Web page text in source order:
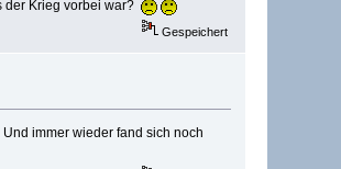
der Krieg vorbei war?
Gespeichert
immer wieder fand sich noch